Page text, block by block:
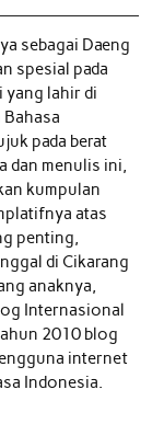
sebagai Daeng
spesial pada
yang lahir di
pada berat
dan menulis ini,
kumpulan
atas
penting,
di Cikarang
anaknya,
Internasional
2010 blog
internet
Indonesia.